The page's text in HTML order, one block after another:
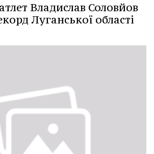
Владислав Соловйов
Луганської області